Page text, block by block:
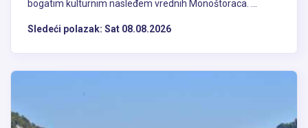
bogatim kulturnim nasleđem vrednih Monoštoraca. ...
Sledeći polazak: Sat 08.08.2026